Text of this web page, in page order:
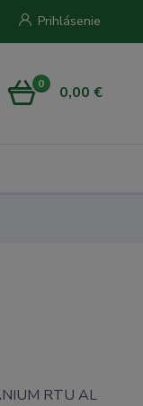
Prihlásenie
0 0,00 €
RTU AL